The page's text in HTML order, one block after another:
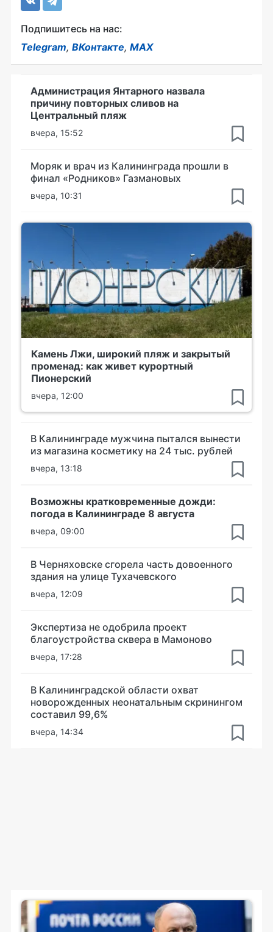
Подпишитесь на нас:
Telegram, ВКонтакте, MAX
Администрация Янтарного назвала
причину повторных сливов на
Центральный пляж
вчера, 15:52
Моряк и врач из Калининграда прошли в
финал «Родников» Газмановых
вчера, 10:31
Камень Лжи, широкий пляж и закрытый
променад: как живет курортный
Пионерский
вчера, 12:00
В Калининграде мужчина пытался вынести
из магазина косметику на 24 тыс. рублей
вчера, 13:18
Возможны кратковременные дожди:
погода в Калининграде 8 августа
вчера, 09:00
В Черняховске сгорела часть довоенного
здания на улице Тухачевского
вчера, 12:09
Экспертиза не одобрила проект
благоустройства сквера в Мамоново
вчера, 17:28
В Калининградской области охват
новорожденных неонатальным скринингом
составил 99,6%
вчера, 14:34